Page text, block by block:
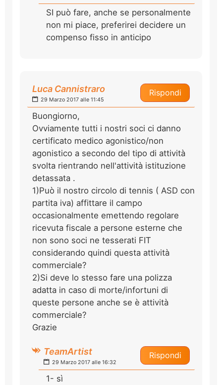
SI può fare, anche se personalmente
non mi piace, preferirei decidere un
compenso fisso in anticipo
Rispondi
Luca Cannistraro
29 Marzo 2017 alle 11:45
Buongiorno,
Ovviamente tutti i nostri soci ci danno
certificato medico agonistico/non
agonistico a secondo del tipo di attività
svolta rientrando nell'attività istituzione
detassata .
1)Può il nostro circolo di tennis ( ASD con
partita iva) affittare il campo
occasionalmente emettendo regolare
ricevuta fiscale a persone esterne che
non sono soci ne tesserati FIT
considerando quindi questa attività
commerciale?
2)Si deve lo stesso fare una polizza
adatta in caso di morte/infortuni di
queste persone anche se è attività
commerciale?
Grazie
Rispondi
TeamArtist
29 Marzo 2017 alle 16:32
1- sì